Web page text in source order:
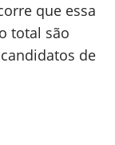
que essa
total são
de